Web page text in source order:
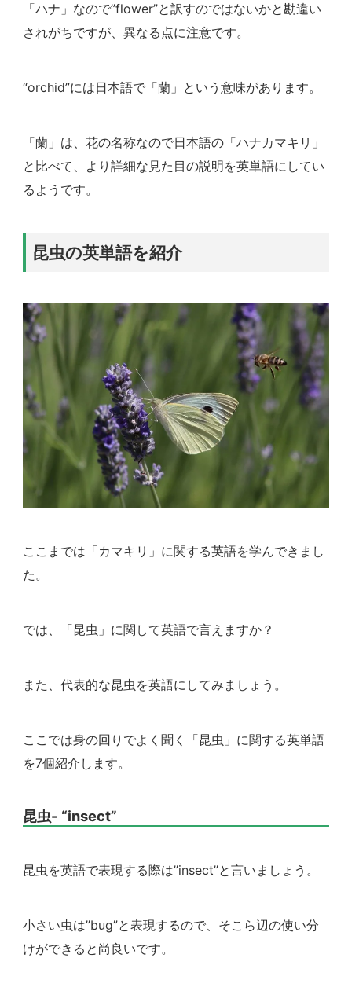
「ハナ」なので”flower”と訳すのではないかと勘違い
されがちですが、異なる点に注意です。
“orchid”には日本語で「蘭」という意味があります。
「蘭」は、花の名称なので日本語の「ハナカマキリ」
と比べて、より詳細な見た目の説明を英単語にしてい
るようです。
昆虫の英単語を紹介
ここまでは「カマキリ」に関する英語を学んできまし
た。
では、「昆虫」に関して英語で言えますか？
また、代表的な昆虫を英語にしてみましょう。
ここでは身の回りでよく聞く「昆虫」に関する英単語
を7個紹介します。
昆虫- “insect”
昆虫を英語で表現する際は”insect”と言いましょう。
小さい虫は”bug”と表現するので、そこら辺の使い分
けができると尚良いです。